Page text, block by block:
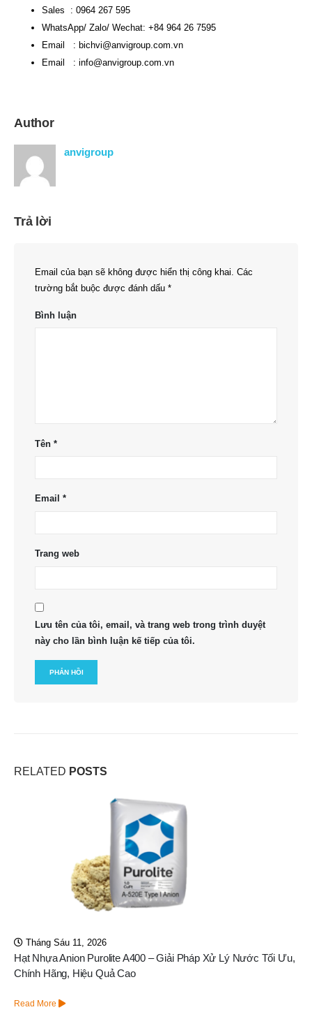
Sales : 0964 267 595
WhatsApp/ Zalo/ Wechat: +84 964 26 7595
Email : bichvi@anvigroup.com.vn
Email : info@anvigroup.com.vn
Author
anvigroup
Trả lời
Email của bạn sẽ không được hiển thị công khai. Các
trường bắt buộc được đánh dấu *
Bình luận
Tên *
Email *
Trang web
Lưu tên của tôi, email, và trang web trong trình duyệt
này cho lần bình luận kế tiếp của tôi.
RELATED POSTS
Tháng Năm 8, 2026
Lõi Lọc High Flow Series HF 10-40E – An Vi Group